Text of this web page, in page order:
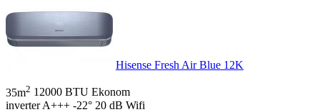
Hisense Fresh Air Blue 12K
35m2 12000 BTU Ekonom
inverter A+++ -22° 20 dB Wifi